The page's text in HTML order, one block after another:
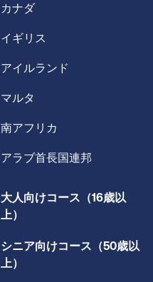
カナダ
イギリス
アイルランド
マルタ
南アフリカ
アラブ首長国連邦
大人向けコース（16歳以
上）
シニア向けコース（50歳以
上）